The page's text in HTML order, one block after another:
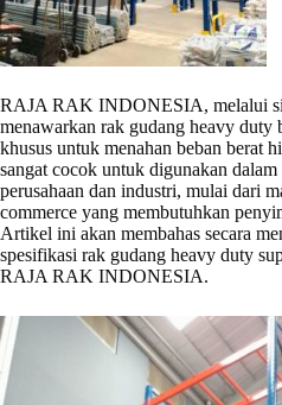
RAJA RAK INDONESIA, melalui
menawarkan rak gudang heavy duty
khusus untuk menahan beban berat
sangat cocok untuk digunakan
perusahaan dan industri, mulai dari
commerce yang membutuhkan
Artikel ini akan membahas secara
spesifikasi rak gudang heavy duty
RAJA RAK INDONESIA.